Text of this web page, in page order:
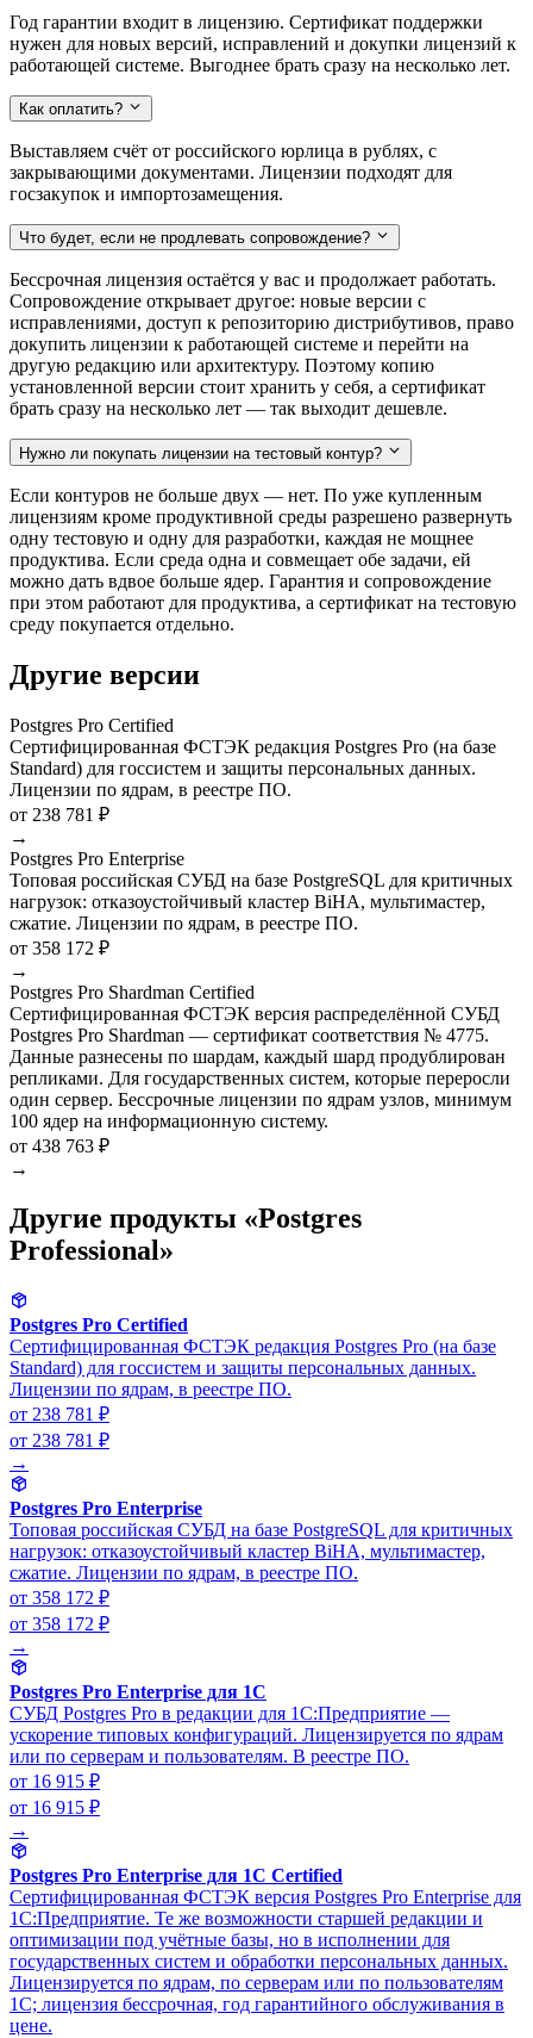
Год гарантии входит в лицензию. Сертификат поддержки
нужен для новых версий, исправлений и докупки лицензий к
работающей системе. Выгоднее брать сразу на несколько лет.
Как оплатить?
Выставляем счёт от российского юрлица в рублях, с
закрывающими документами. Лицензии подходят для
госзакупок и импортозамещения.
Что будет, если не продлевать сопровождение?
Бессрочная лицензия остаётся у вас и продолжает работать.
Сопровождение открывает другое: новые версии с
исправлениями, доступ к репозиторию дистрибутивов, право
докупить лицензии к работающей системе и перейти на
другую редакцию или архитектуру. Поэтому копию
установленной версии стоит хранить у себя, а сертификат
брать сразу на несколько лет — так выходит дешевле.
Нужно ли покупать лицензии на тестовый контур?
Если контуров не больше двух — нет. По уже купленным
лицензиям кроме продуктивной среды разрешено развернуть
одну тестовую и одну для разработки, каждая не мощнее
продуктива. Если среда одна и совмещает обе задачи, ей
можно дать вдвое больше ядер. Гарантия и сопровождение
при этом работают для продуктива, а сертификат на тестовую
среду покупается отдельно.
Другие версии
Postgres Pro Certified
Сертифицированная ФСТЭК редакция Postgres Pro (на базе
Standard) для госсистем и защиты персональных данных.
Лицензии по ядрам, в реестре ПО.
от 238 781 ₽
→
Postgres Pro Enterprise
Топовая российская СУБД на базе PostgreSQL для критичных
нагрузок: отказоустойчивый кластер BiHA, мультимастер,
сжатие. Лицензии по ядрам, в реестре ПО.
от 358 172 ₽
→
Postgres Pro Shardman Certified
Сертифицированная ФСТЭК версия распределённой СУБД
Postgres Pro Shardman — сертификат соответствия № 4775.
Данные разнесены по шардам, каждый шард продублирован
репликами. Для государственных систем, которые переросли
один сервер. Бессрочные лицензии по ядрам узлов, минимум
100 ядер на информационную систему.
от 438 763 ₽
→
Другие продукты «Postgres
Professional»
Postgres Pro Certified
Сертифицированная ФСТЭК редакция Postgres Pro (на базе
Standard) для госсистем и защиты персональных данных.
Лицензии по ядрам, в реестре ПО.
от 238 781 ₽
от 238 781 ₽
→
Postgres Pro Enterprise
Топовая российская СУБД на базе PostgreSQL для критичных
нагрузок: отказоустойчивый кластер BiHA, мультимастер,
сжатие. Лицензии по ядрам, в реестре ПО.
от 358 172 ₽
от 358 172 ₽
→
Postgres Pro Enterprise для 1С
СУБД Postgres Pro в редакции для 1С:Предприятие —
ускорение типовых конфигураций. Лицензируется по ядрам
или по серверам и пользователям. В реестре ПО.
от 16 915 ₽
от 16 915 ₽
→
Postgres Pro Enterprise для 1С Certified
Сертифицированная ФСТЭК версия Postgres Pro Enterprise для
1С:Предприятие. Те же возможности старшей редакции и
оптимизации под учётные базы, но в исполнении для
государственных систем и обработки персональных данных.
Лицензируется по ядрам, по серверам или по пользователям
1С; лицензия бессрочная, год гарантийного обслуживания в
цене.